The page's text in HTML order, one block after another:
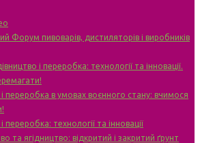
Форум пивоварів, дистиляторів і виробників
і переробка: технології та інновації.
і переробка в умовах воєнного стану: вчимося
переробка: технології та інновації
та ягідництво: відкритий і закритий ґрунт